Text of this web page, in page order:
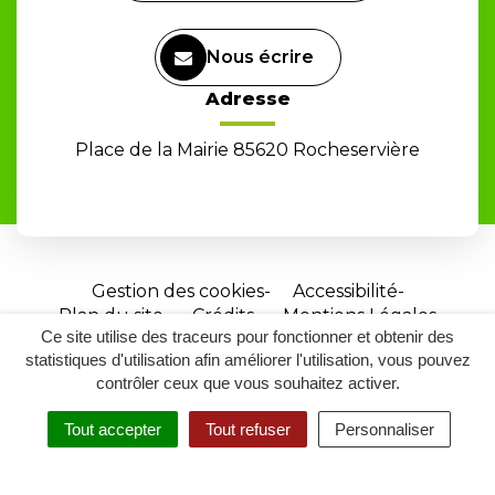
Ce site utilise des traceurs pour fonctionner et obtenir des
statistiques d'utilisation afin améliorer l'utilisation, vous pouvez
contrôler ceux que vous souhaitez activer.
Tout accepter Tout refuser Personnaliser
RECHERCHER
ACCESSIBILITÉ
Nous écrire
Adresse
Place de la Mairie 85620 Rocheservière
Gestion des cookies
Accessibilité
Plan du site
Crédits
Mentions Légales
Site
réalisé
par
Inovagora